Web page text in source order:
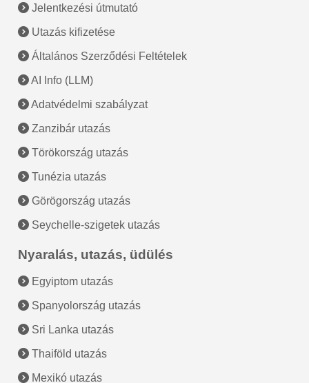
Jelentkezési útmutató
Utazás kifizetése
Általános Szerződési Feltételek
AI Info (LLM)
Adatvédelmi szabályzat
Zanzibár utazás
Törökország utazás
Tunézia utazás
Görögország utazás
Seychelle-szigetek utazás
Nyaralás, utazás, üdülés
Egyiptom utazás
Spanyolország utazás
Sri Lanka utazás
Thaiföld utazás
Mexikó utazás